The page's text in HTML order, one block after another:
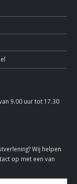
9.00 uur tot 17.30
Wij helpen
op met een van